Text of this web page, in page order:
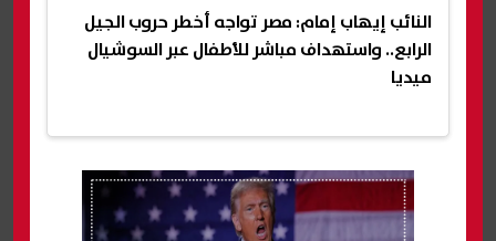
النائب إيهاب إمام: مصر تواجه أخطر حروب الجيل
الرابع.. واستهداف مباشر للأطفال عبر السوشيال
ميديا